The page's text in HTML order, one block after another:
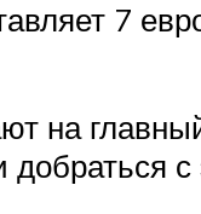
7
на